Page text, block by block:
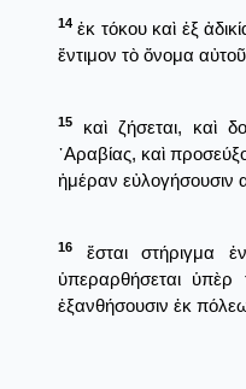
14 ἐκ τόκου καὶ ἐξ
ἔντιμον τὸ ὄνομα
15
καὶ ζήσεται, καὶ
᾿Αραβίας, καὶ
ἡμέραν εὐλογήσουσιν
16
ἔσται στήριγμα
ὑπεραρθήσεται
ἐξανθήσουσιν ἐκ